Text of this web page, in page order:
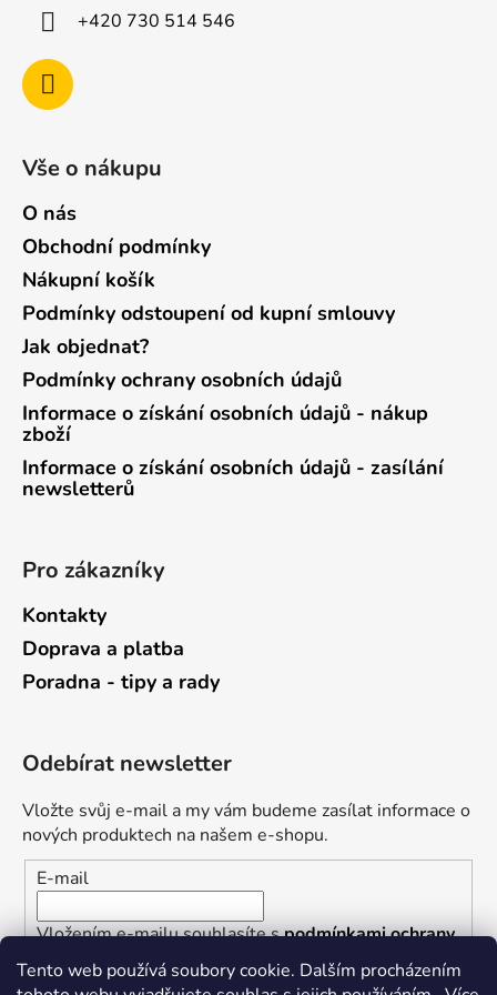
Tento web používá soubory cookie. Dalším procházením
+420 730 514 546
Vše o nákupu
O nás
Obchodní podmínky
Nákupní košík
Podmínky odstoupení od kupní smlouvy
Jak objednat?
Podmínky ochrany osobních údajů
Informace o získání osobních údajů - nákup
zboží
Informace o získání osobních údajů - zasílání
newsletterů
Pro zákazníky
Kontakty
Doprava a platba
Poradna - tipy a rady
Odebírat newsletter
Vložte svůj e-mail a my vám budeme zasílat informace o
nových produktech na našem e-shopu.
E-mail
Vložením e-mailu souhlasíte spodmínkami ochrany
osobních údajů